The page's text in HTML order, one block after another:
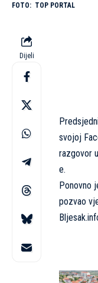
TOP PORTAL
Dijeli
svojoj
razgovor
e.
Ponovno
pozvao